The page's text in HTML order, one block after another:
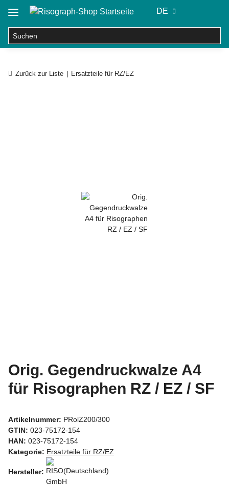
DE
Zurück zur Liste Ersatzteile für RZ/EZ
Orig. Gegendruckwalze A4
für Risographen RZ / EZ / SF
Artikelnummer: PRolZ200/300
GTIN: 023-75172-154
HAN: 023-75172-154
Kategorie: Ersatzteile für RZ/EZ
Hersteller: